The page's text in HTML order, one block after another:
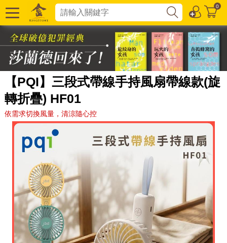
0
【PQI】三段式帶線手持風扇帶線款(旋
轉折疊) HF01
依需求切換風量，清涼隨心控